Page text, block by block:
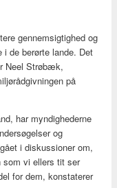
gennemsigtighed og
de berørte lande. Det
Neel Strøbæk,
på
har myndighederne
og
i diskussioner om,
som vi ellers tit ser
for dem, konstaterer